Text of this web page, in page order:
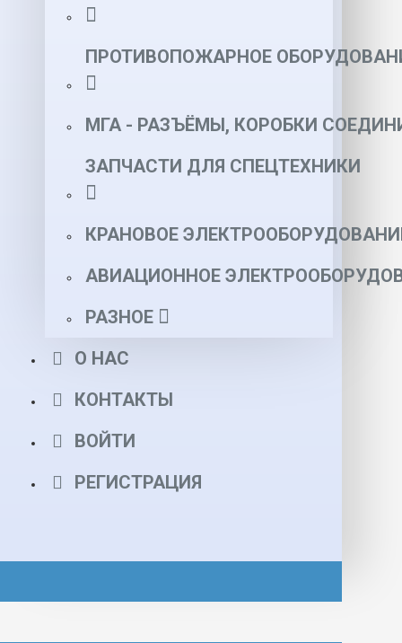
ПРОТИВОПОЖАРНОЕ
МГА - РАЗЪЁМЫ, КОРОБКИ
ЗАПЧАСТИ ДЛЯ СПЕЦТЕХНИКИ
КРАНОВОЕ
АВИАЦИОННОЕ
РАЗНОЕ
О НАС
КОНТАКТЫ
ВОЙТИ
РЕГИСТРАЦИЯ